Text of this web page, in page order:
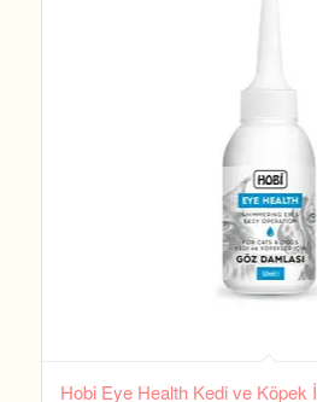
Hobi Eye Health Kedi ve Köpek